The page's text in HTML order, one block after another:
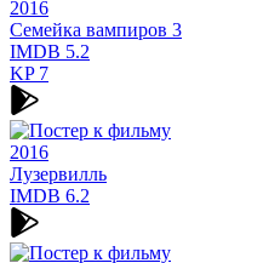
2016
Семейка вампиров 3
IMDB 5.2
KP7
2016
Лузервилль
IMDB 6.2